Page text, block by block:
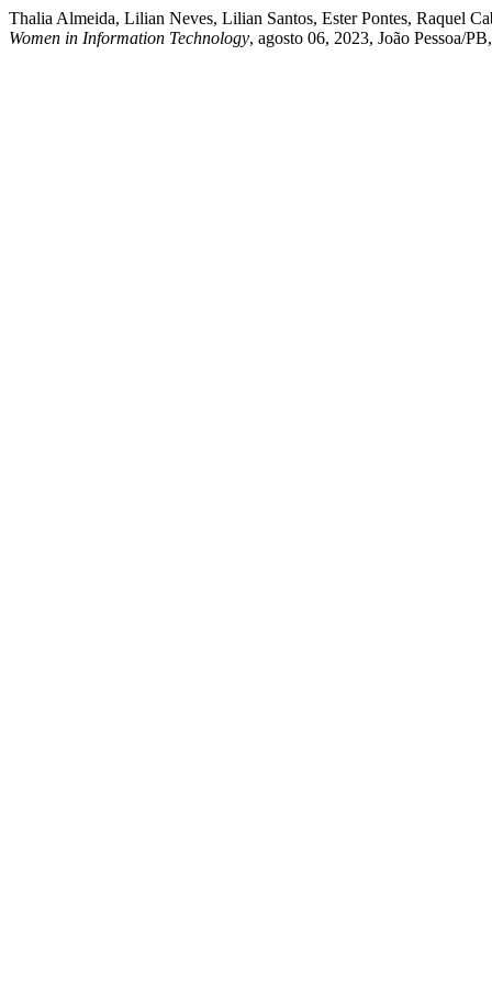
Thalia Almeida, Lilian Neves, Lilian Santos, Ester Pontes, Raquel
Women in Information Technology, agosto 06, 2023, João Pessoa/